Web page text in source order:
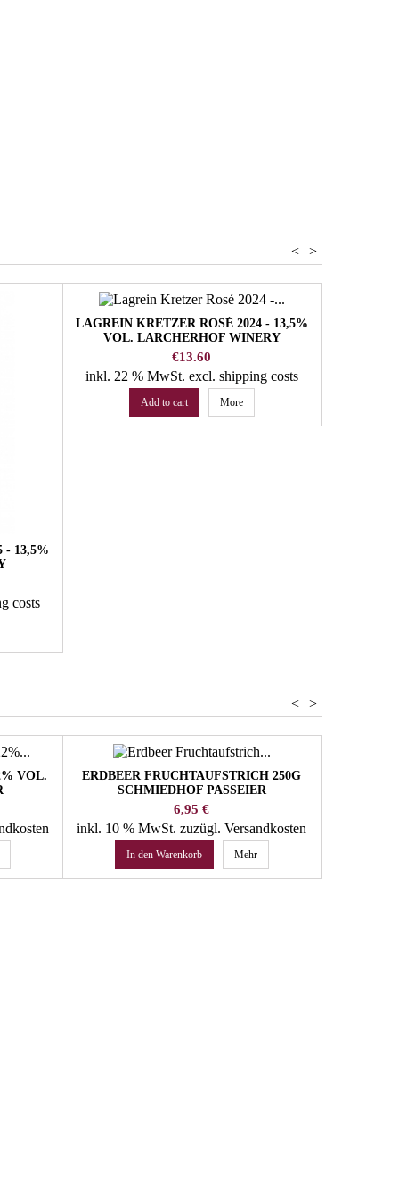
>
<
- 13,5%
costs
LAGREIN KRETZER ROSÉ 2024 - 13,5%
VOL. LARCHERHOF WINERY
Price
€13.60
inkl. 22 % MwSt. excl. shipping costs
Add to cart More
>
<
VOL.
ERDBEER FRUCHTAUFSTRICH 250G
SCHMIEDHOF PASSEIER
Preis
6,95 €
inkl. 10 % MwSt.zuzügl. Versandkosten
In den Warenkorb Mehr